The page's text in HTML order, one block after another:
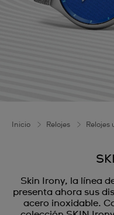
Inicio Relojes Relojes
Skin Irony, la línea
presenta ahora sus
acero inoxidable.